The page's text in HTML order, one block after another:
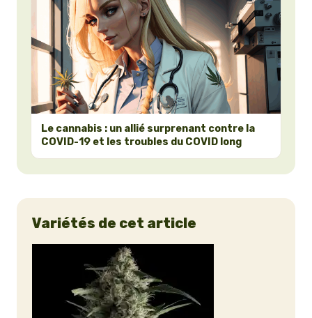
Le cannabis : un allié surprenant contre la
COVID-19 et les troubles du COVID long
Variétés de cet article